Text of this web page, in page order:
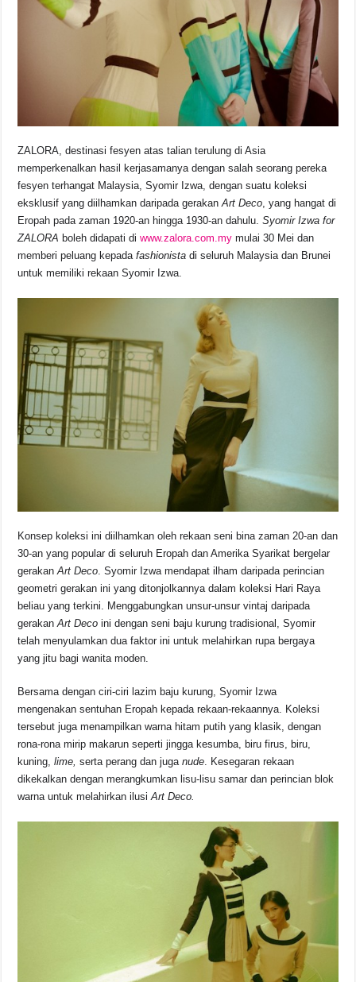
o
p
p
k
ZALORA, destinasi fesyen atas talian terulung di Asia
memperkenalkan hasil kerjasamanya dengan salah seorang pereka
fesyen terhangat Malaysia, Syomir Izwa, dengan suatu koleksi
eksklusif yang diilhamkan daripada gerakanArt Deco, yang hangat di
Eropah pada zaman 1920-an hingga 1930-an dahulu.Syomir Izwa for
ZALORA boleh didapati diwww.zalora.com.my mulai 30 Mei dan
memberi peluang kepadafashionista di seluruh Malaysia dan Brunei
untuk memiliki rekaan Syomir Izwa.
Konsep koleksi ini diilhamkan oleh rekaan seni bina zaman 20-an dan
30-an yang popular di seluruh Eropah dan Amerika Syarikat bergelar
gerakanArt Deco. Syomir Izwa mendapat ilham daripada perincian
geometri gerakan ini yang ditonjolkannya dalam koleksi Hari Raya
beliau yang terkini. Menggabungkan unsur-unsur vintaj daripada
gerakanArt Decoini dengan seni baju kurung tradisional, Syomir
telah menyulamkan dua faktor ini untuk melahirkan rupa bergaya
yang jitu bagi wanita moden.
Bersama dengan ciri-ciri lazim baju kurung, Syomir Izwa
mengenakan sentuhan Eropah kepada rekaan-rekaannya. Koleksi
tersebut juga menampilkan warna hitam putih yang klasik, dengan
rona-rona mirip makarun seperti jingga kesumba, biru firus, biru,
kuning,lime, serta perang dan juganude. Kesegaran rekaan
dikekalkan dengan merangkumkan lisu-lisu samar dan perincian blok
warna untuk melahirkan ilusiArt Deco.